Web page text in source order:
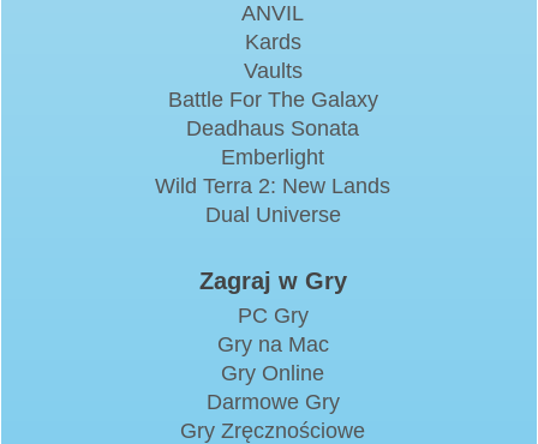
ANVIL
Kards
Vaults
Battle For The Galaxy
Deadhaus Sonata
Emberlight
Wild Terra 2: New Lands
Dual Universe
Zagraj w Gry
PC Gry
Gry na Mac
Gry Online
Darmowe Gry
Gry Zręcznościowe